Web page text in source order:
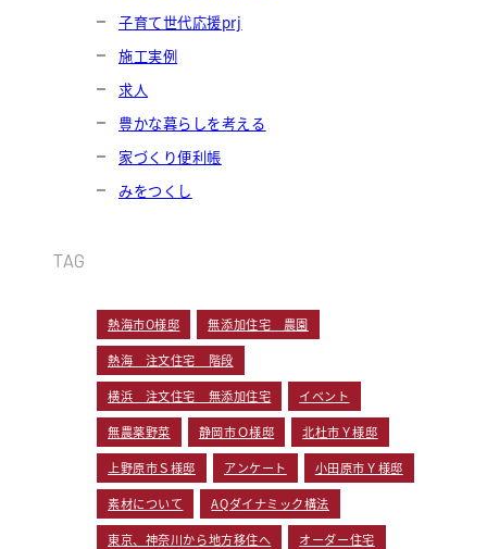
子育て世代応援prj
施工実例
求人
豊かな暮らしを考える
家づくり便利帳
みをつくし
TAG
熱海市O様邸 無添加住宅 農園
熱海 注文住宅 階段
横浜 注文住宅 無添加住宅 イベント
無農薬野菜 静岡市Ｏ様邸 北杜市Ｙ様邸
上野原市Ｓ様邸 アンケート 小田原市Ｙ様邸
素材について AQダイナミック構法
東京、神奈川から地方移住へ オーダー住宅